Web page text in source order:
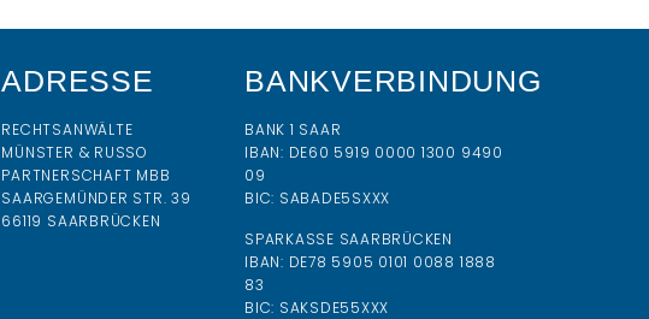
ADRESSE
RECHTSANWÄLTE
MÜNSTER & RUSSO
PARTNERSCHAFT MBB
SAARGEMÜNDER STR. 39
66119 SAARBRÜCKEN
BANKVERBINDUNG
BANK 1 SAAR
IBAN: DE60 5919 0000 1300 9490
09
BIC: SABADE5SXXX
SPARKASSE SAARBRÜCKEN
IBAN: DE78 5905 0101 0088 1888
83
BIC: SAKSDE55XXX